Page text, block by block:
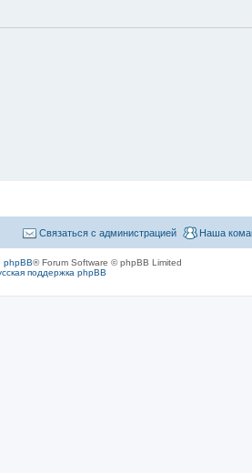
Наша
Связаться с администрацией
phpBB® Forum Software © phpBB Limited
поддержка phpBB